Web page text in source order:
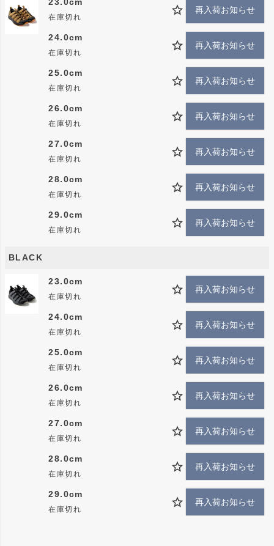
在庫切れ
再入荷お知らせ
24.0cm
在庫切れ
再入荷お知らせ
25.0cm
在庫切れ
再入荷お知らせ
26.0cm
在庫切れ
再入荷お知らせ
27.0cm
在庫切れ
再入荷お知らせ
28.0cm
在庫切れ
再入荷お知らせ
29.0cm
在庫切れ
再入荷お知らせ
BLACK
23.0cm
在庫切れ
再入荷お知らせ
24.0cm
在庫切れ
再入荷お知らせ
25.0cm
在庫切れ
再入荷お知らせ
26.0cm
在庫切れ
再入荷お知らせ
27.0cm
在庫切れ
再入荷お知らせ
28.0cm
在庫切れ
再入荷お知らせ
29.0cm
在庫切れ
再入荷お知らせ